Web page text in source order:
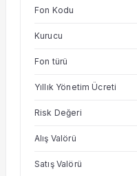
Fon Kodu
Kurucu
Fon türü
Yıllık Yönetim Ücreti
Risk Değeri
Alış Valörü
Satış Valörü